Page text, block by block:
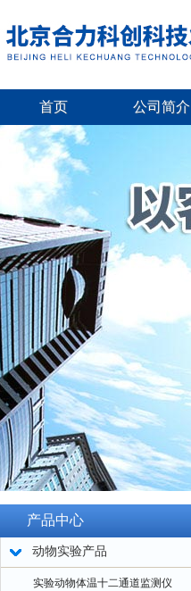
首页 公司简介
产品中心
动物实验产品
实验动物体温十二通道监测仪